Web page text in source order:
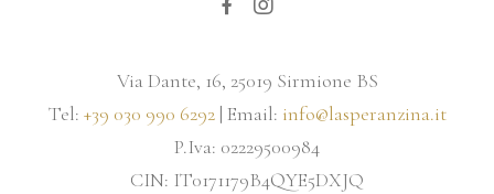
Via Dante, 16, 25019 Sirmione BS
Tel: +39 030 990 6292 | Email: info@lasperanzina.it
P.Iva: 02229500984
CIN: IT0171179B4QYE5DXJQ